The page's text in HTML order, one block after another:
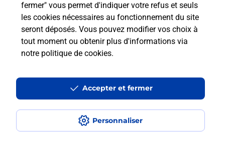
fermer" vous permet d'indiquer votre refus et seuls
les cookies nécessaires au fonctionnement du site
seront déposés. Vous pouvez modifier vos choix à
tout moment ou obtenir plus d'informations via
notre politique de cookies.
Personnaliser
Accepter et fermer
Loir-et-Cher AUTHON
Accessibilité : partiellement conforme
Conditions contractuelles
Mentions légales